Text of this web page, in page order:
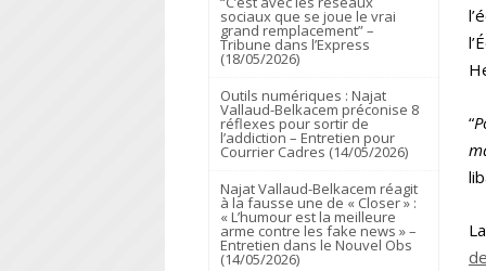
“
sociaux que se joue le vrai
grand remplacement” –
Tribune dans l’Express
(18/05/2026)
Outils numériques : Najat
Vallaud-Belkacem préconise 8
réflexes pour sortir de
l’addiction – Entretien pour
Courrier Cadres (14/05/2026)
Najat Vallaud-Belkacem réagit
à la fausse une de « Closer » :
« L’humour est la meilleure
arme contre les fake news » –
Entretien dans le Nouvel Obs
(14/05/2026)